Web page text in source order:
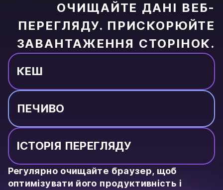
ОЧИЩАЙТЕ ДАНІ ВЕБ-
ПЕРЕГЛЯДУ. ПРИСКОРЮЙТЕ
ЗАВАНТАЖЕННЯ СТОРІНОК.
КЕШ
ПЕЧИВО
ІСТОРІЯ ПЕРЕГЛЯДУ
Регулярно очищайте браузер, щоб
оптимізувати його продуктивність і